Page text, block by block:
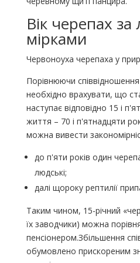
Вік черепах
мірками
Червоноуха черепаха у
Порівнюючи співвідношення
необхідно врахувати, що
наступає відповідно 15 і
життя – 70 і п'ятнадцяти
можна вивести
до п'яти років один
людські;
далі щороку рептилії
Таким чином, 15-річний
їх заводчики) можна
пенсіонером.Збільшення
обумовлено прискореним